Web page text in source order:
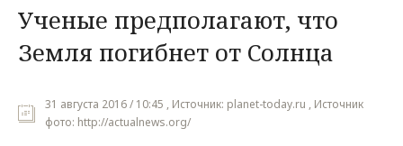
Наука
Культура
Общество
Ученые предполагают, что
Земля погибнет от Солнца
31 августа 2016 / 10:45 , Источник: planet-today.ru , Источник
фото: http://actualnews.org/